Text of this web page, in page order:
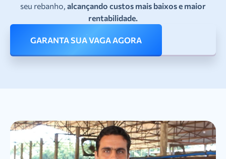
seu rebanho, alcançando custos mais baixos e maior
rentabilidade.
GARANTA SUA VAGA AGORA